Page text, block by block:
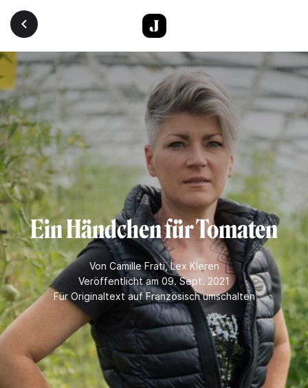
Direkt zum Inhalt
Ein Händchen für Tomaten
Von Camille Frati,Lex Kleren
Veröffentlicht am 09. Sept. 2021
Für Originaltext auf Französisch umschalten